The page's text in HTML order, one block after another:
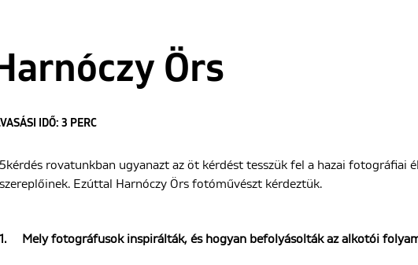
Örs
IDŐ: 3 PERC
5kérdés rovatunkban ugyanazt az öt kérdést tesszük fel a hazai fotográfiai
szereplőinek. Ezúttal Harnóczy Örs fotóművészt kérdeztük.
1. Mely fotográfusok inspirálták, és hogyan befolyásolták az alkotói